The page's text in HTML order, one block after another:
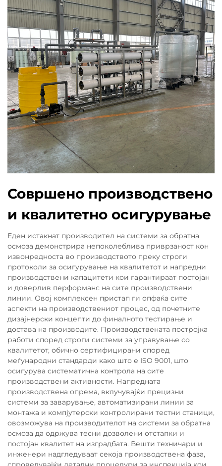
Совршено производствено
и квалитетно осигурување
Еден истакнат производител на системи за обратна
осмоза демонстрира непоколеблива приврзаност кон
извонредноста во производството преку строги
протоколи за осигурување на квалитетот и напредни
производствени капацитети кои гарантираат постојан
и доверлив перформанс на сите производствени
линии. Овој комплексен пристап ги опфаќа сите
аспекти на производствениот процес, од почетните
дизајнерски концепти до финалното тестирање и
достава на производите. Производствената постројка
работи според строги системи за управување со
квалитетот, обично сертифицирани според
меѓународни стандарди како што е ISO 9001, што
осигурува систематична контрола на сите
производствени активности. Напредната
производствена опрема, вклучувајќи прецизни
системи за заварување, автоматизирани линии за
монтажа и компјутерски контролирани тестни станици,
овозможува на производителот на системи за обратна
осмоза да одржува тесни дозволени отстапки и
постојан квалитет на изградбата. Вешти техничари и
инженери надгледуваат секоја производствена фаза,